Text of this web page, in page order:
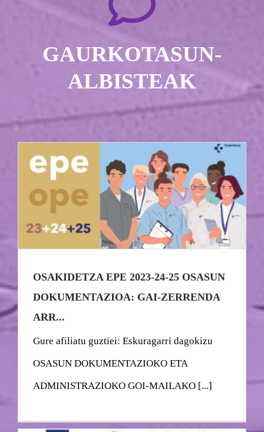
GAURKOTASUN-
ALBISTEAK
OSAKIDETZA EPE 2023-24-25 OSASUN
DOKUMENTAZIOA: GAI-ZERRENDA
ARR...
Gure afiliatu guztiei: Eskuragarri dagokizu
OSASUN DOKUMENTAZIOKO ETA
ADMINISTRAZIOKO GOI-MAILAKO [...]